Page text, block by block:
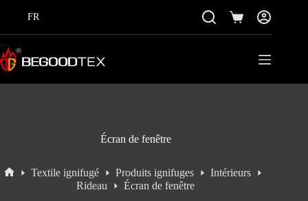
FR Panier
Écran de fenêtre
Textile ignifugé Produits ignifuges
Intérieurs
Rideau
Écran de fenêtre